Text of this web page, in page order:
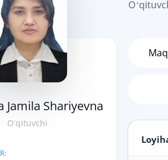
Jamila Shariyevna
Oʻqituvchi